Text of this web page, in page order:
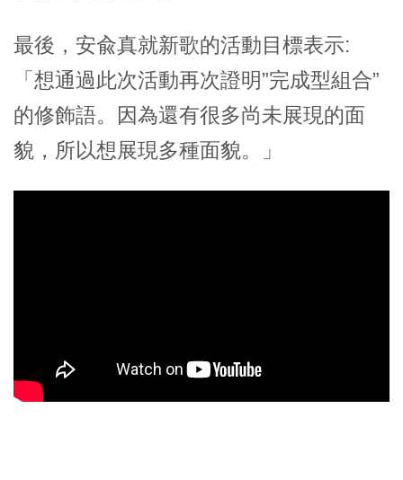
最後，安兪真就新歌的活動目標表示:
「想通過此次活動再次證明”完成型組合”
的修飾語。因為還有很多尚未展現的面
貌，所以想展現多種面貌。」